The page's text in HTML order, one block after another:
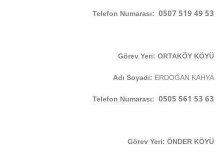
Telefon Numarası: 0507 519 49 53
Görev Yeri: ORTAKÖY KÖYÜ
Adı Soyadı: ERDOĞAN KAHYA
Telefon Numarası: 0505 561 53 63
Görev Yeri: ÖNDER KÖYÜ